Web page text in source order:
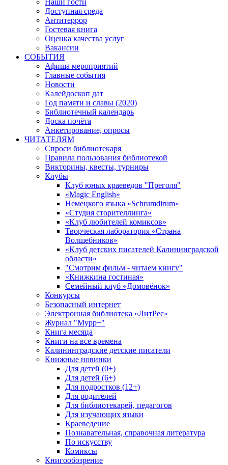
Наши гости
Доступная среда
Антитеррор
Гостевая книга
Оценка качества услуг
Вакансии
СОБЫТИЯ
Афиша мероприятий
Главные события
Новости
Калейдоскоп дат
Год памяти и славы (2020)
Библиотечный календарь
Доска почёта
Анкетирование, опросы
ЧИТАТЕЛЯМ
Спроси библиотекаря
Правила пользования библиотекой
Викторины, квесты, турниры
Клубы
Клуб юных краеведов "Преголя"
«Magic English»
Немецкого языка «Schrumdirum»
«Студия сторителлинга»
«Клуб любителей комиксов»
Творческая лаборатория «Страна
Волшебников»
«Клуб детских писателей Калининградской
области»
"Смотрим фильм - читаем книгу"
«Книжкина гостиная»
Семейный клуб «Домовёнок»
Конкурсы
Безопасный интернет
Электронная библиотека «ЛитРес»
Журнал "Мурр+"
Книга месяца
Книги на все времена
Калининградские детские писатели
Книжные новинки
Для детей (0+)
Для детей (6+)
Для подростков (12+)
Для родителей
Для библиотекарей, педагогов
Для изучающих языки
Краеведение
Познавательная, справочная литература
По искусству
Комиксы
Книгообозрение